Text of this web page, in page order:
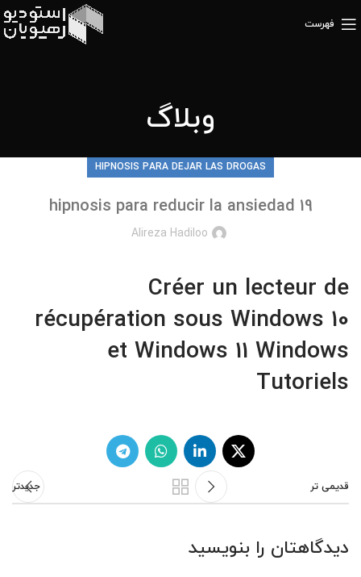
فهرست
وبلاگ
HIPNOSIS PARA DEJAR LAS DROGAS
hipnosis para reducir la ansiedad 19
Alireza Hadiloo
Créer un lecteur de
récupération sous Windows 10
et Windows 11 Windows
Tutoriels
جدیدتر قدیمی تر
دیدگاهتان را بنویسید